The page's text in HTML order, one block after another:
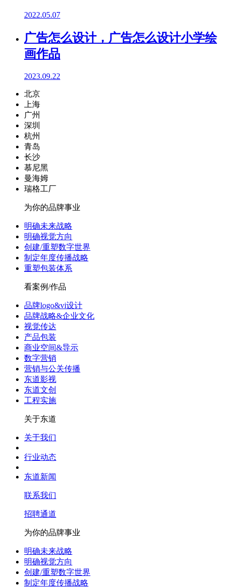
2022.05.07
广告怎么设计，广告怎么设计小学绘
画作品
2023.09.22
北京
上海
广州
深圳
杭州
青岛
长沙
慕尼黑
曼海姆
瑞格工厂
为你的品牌事业
明确未来战略
明确视觉方向
创建/重塑数字世界
制定年度传播战略
重塑包装体系
看案例/作品
品牌logo&vi设计
品牌战略&企业文化
视觉传达
产品包装
商业空间&导示
数字营销
营销与公关传播
东道影视
东道文创
工程实施
关于东道
关于我们
行业动态
东道新闻
联系我们
招聘通道
为你的品牌事业
明确未来战略
明确视觉方向
创建/重塑数字世界
制定年度传播战略